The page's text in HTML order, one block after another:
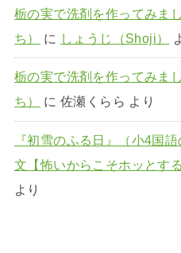
栃の実で洗剤を作ってみま
ち）
に しょうじ（Shoji）
栃の実で洗剤を作ってみま
ち）
に 佐瀬くらら より
『初雪のふる日』（小4国
文【怖いからこそホッとする
より